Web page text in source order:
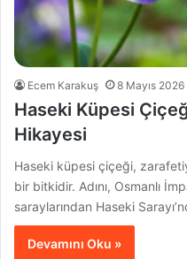
Ecem Karakuş 8 Mayıs 2026
Haseki Küpesi
Hikayesi
Haseki küpesi çiçeği,
bir bitkidir. Adını, Osmanlı
saraylarından Haseki
Devamını Oku »